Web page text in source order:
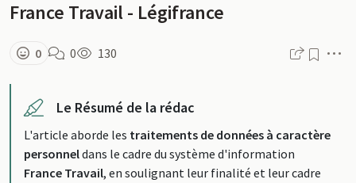
France Travail - Légifrance
0 0 130
Le Résumé de la rédac
L'article aborde les traitements de données à caractère
personneldans le cadre du système d'information
France Travail, en soulignant leur finalité et leur cadre